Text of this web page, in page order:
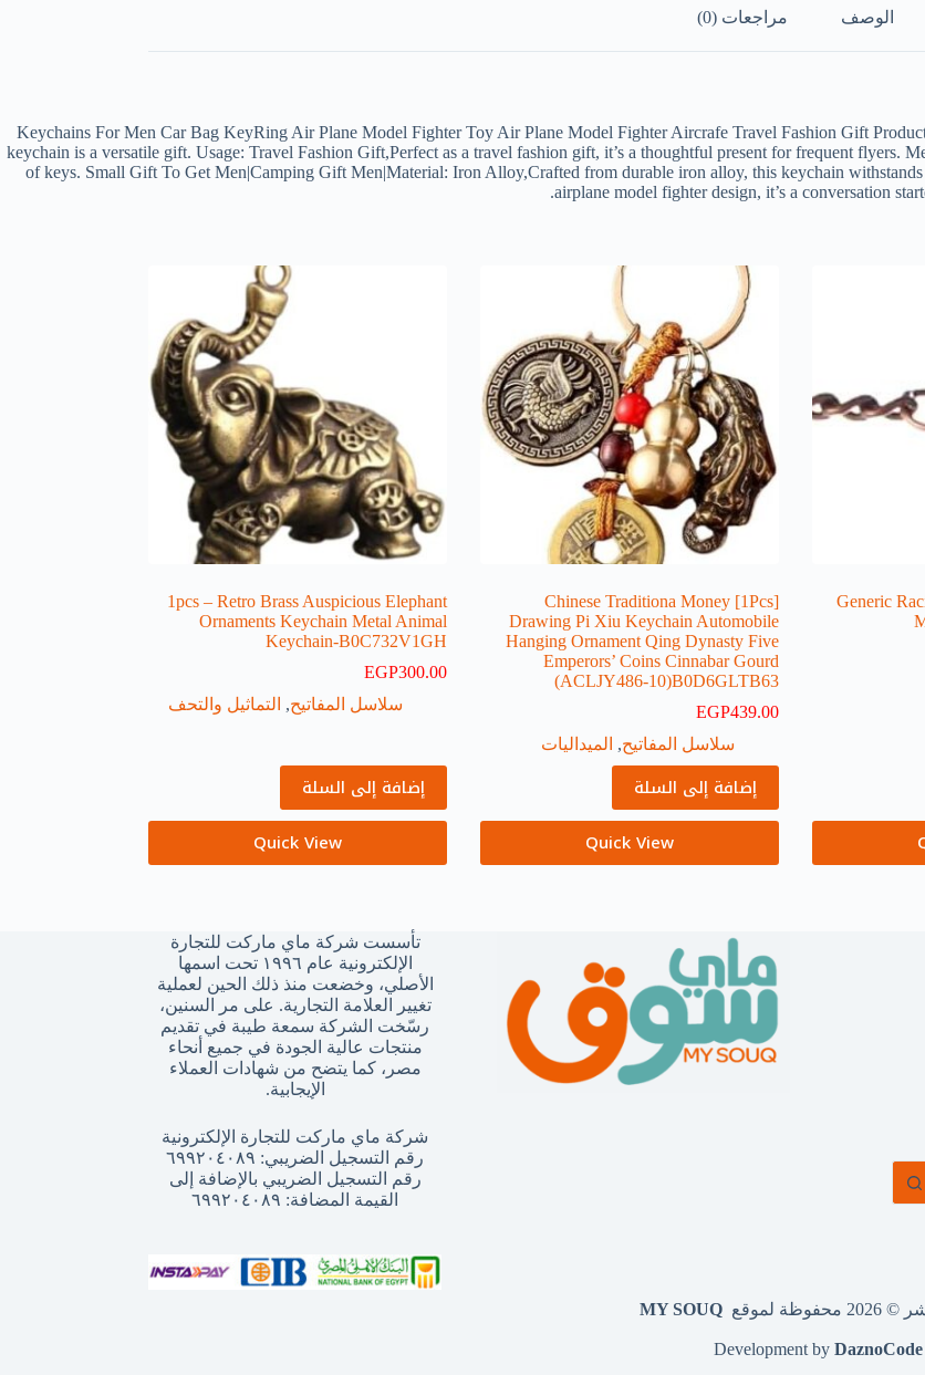
الوصف مراجعات (0)
Keychains For Men Car Bag KeyRing Air Plane Model Fighter Toy Air Plane Model Fighter Aircrafe Travel Fashion Gift
keychain is a versatile gift. Usage: Travel Fashion Gift,Perfect as a travel fashion gift, it’s a thoughtful present for frequent flyers.
of keys. Small Gift To Get Men|Camping Gift Men|Material: Iron Alloy,Crafted from durable iron alloy, this keychain
airplane model fighter design, it’s a conversation
Generic
[1Pcs] Chinese Traditiona Money
Drawing Pi Xiu Keychain Automobile
Hanging Ornament Qing Dynasty Five
Emperors’ Coins Cinnabar Gourd
(ACLJY486-10)B0D6GLTB63
EGP439.00
سلاسل المفاتيح, الميداليات
إضافة إلى السلة
Quick View
1pcs – Retro Brass Auspicious Elephant
Ornaments Keychain Metal Animal
Keychain-B0C732V1GH
EGP300.00
سلاسل المفاتيح, التماثيل والتحف
إضافة إلى السلة
Quick View
تأسست شركة ماي ماركت للتجارة
الإلكترونية عام ١٩٩٦ تحت اسمها
الأصلي، وخضعت منذ ذلك الحين لعملية
تغيير العلامة التجارية. على مر السنين،
رسّخت الشركة سمعة طيبة في تقديم
منتجات عالية الجودة في جميع أنحاء
مصر، كما يتضح من شهادات العملاء
الإيجابية.
شركة ماي ماركت للتجارة الإلكترونية
رقم التسجيل الضريبي: ٦٩٩٢٠٤٠٨٩
رقم التسجيل الضريبي بالإضافة إلى
القيمة المضافة: ٦٩٩٢٠٤٠٨٩
لموقع MY SOUQ
Development by DaznoCode